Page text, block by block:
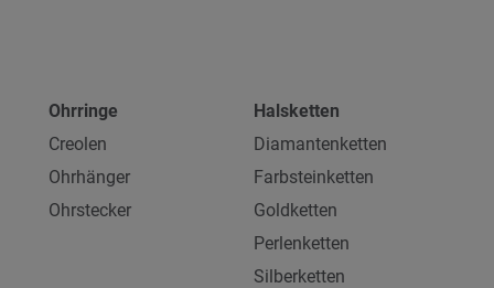
Ohrringe
Creolen
Ohrhänger
Ohrstecker
Halsketten
Diamantenketten
Farbsteinketten
Goldketten
Perlenketten
Silberketten